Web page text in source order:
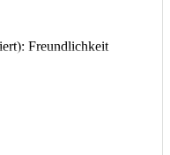
Freundlichkeit